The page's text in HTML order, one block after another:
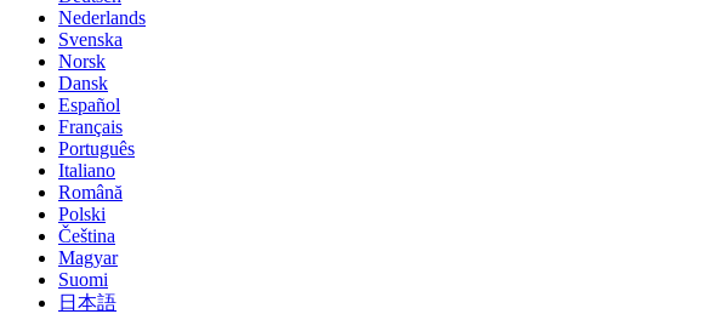
Nederlands
Svenska
Norsk
Dansk
Español
Français
Português
Italiano
Română
Polski
Čeština
Magyar
Suomi
日本語